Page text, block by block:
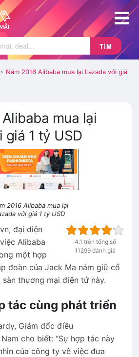
TÌM
> Năm 2016 Alibaba mua lại Lazada với giá
mua lại
giá 1 tỷ USD
2016 Alibaba mua lại
với giá 1 tỷ USD
4.1 trên tổng số
11299 đánh giá
đại diện
Alibaba
một hợp
đoàn của Jack Ma nắm giữ cổ
thương mại điện tử này.
tác cùng phát triển
Giám đốc điều
cho biết: “Sự hợp tác này
của công ty về việc đưa